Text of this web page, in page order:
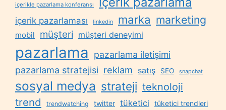
içerikle pazarlama konferansı
içerik pazarlaması linkedin marka marketing
mobil müşteri müşteri deneyimi
pazarlama
pazarlama iletişimi
pazarlama stratejisi reklam satış SEO snapchat
sosyal medya strateji teknoloji
trend trendwatching twitter tüketici tüketici trendleri